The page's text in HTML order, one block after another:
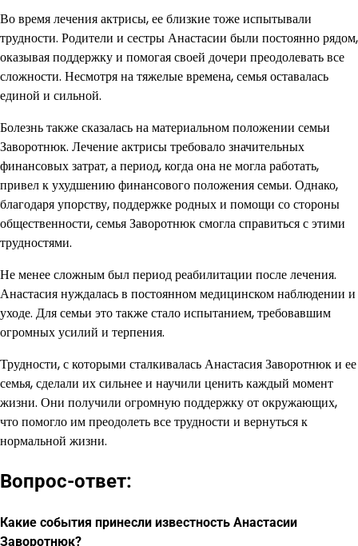
Во время лечения актрисы, ее близкие тоже испытывали
трудности. Родители и сестры Анастасии были постоянно рядом,
оказывая поддержку и помогая своей дочери преодолевать все
сложности. Несмотря на тяжелые времена, семья оставалась
единой и сильной.
Болезнь также сказалась на материальном положении семьи
Заворотнюк. Лечение актрисы требовало значительных
финансовых затрат, а период, когда она не могла работать,
привел к ухудшению финансового положения семьи. Однако,
благодаря упорству, поддержке родных и помощи со стороны
общественности, семья Заворотнюк смогла справиться с этими
трудностями.
Не менее сложным был период реабилитации после лечения.
Анастасия нуждалась в постоянном медицинском наблюдении и
уходе. Для семьи это также стало испытанием, требовавшим
огромных усилий и терпения.
Трудности, с которыми сталкивалась Анастасия Заворотнюк и ее
семья, сделали их сильнее и научили ценить каждый момент
жизни. Они получили огромную поддержку от окружающих,
что помогло им преодолеть все трудности и вернуться к
нормальной жизни.
Вопрос-ответ:
Какие события принесли известность Анастасии
Заворотнюк?